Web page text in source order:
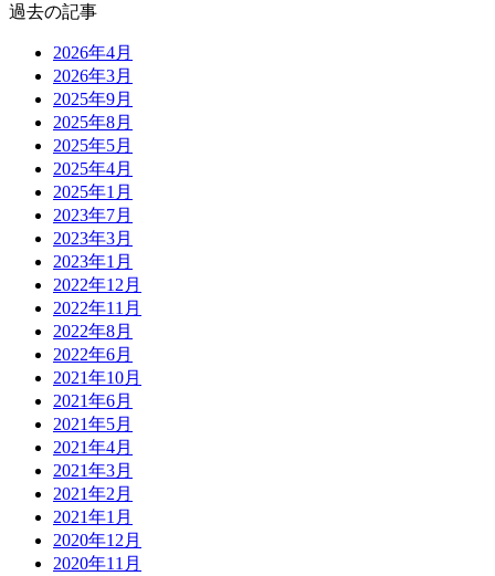
過去の記事
2026年4月
2026年3月
2025年9月
2025年8月
2025年5月
2025年4月
2025年1月
2023年7月
2023年3月
2023年1月
2022年12月
2022年11月
2022年8月
2022年6月
2021年10月
2021年6月
2021年5月
2021年4月
2021年3月
2021年2月
2021年1月
2020年12月
2020年11月